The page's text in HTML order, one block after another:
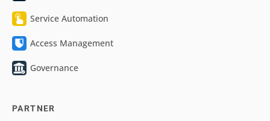
Service Automation
Access Management
Governance
PARTNER